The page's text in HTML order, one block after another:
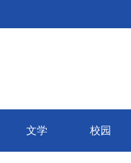
文学 校园